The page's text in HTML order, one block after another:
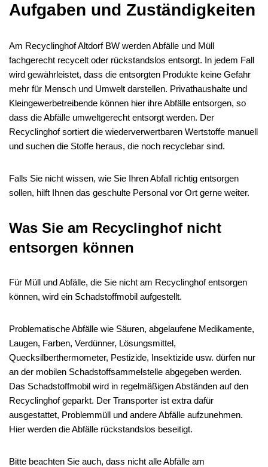
Aufgaben und Zuständigkeiten
Am Recyclinghof Altdorf BW werden Abfälle und Müll
fachgerecht recycelt oder rückstandslos entsorgt. In jedem Fall
wird gewährleistet, dass die entsorgten Produkte keine Gefahr
mehr für Mensch und Umwelt darstellen. Privathaushalte und
Kleingewerbetreibende können hier ihre Abfälle entsorgen, so
dass die Abfälle umweltgerecht entsorgt werden. Der
Recyclinghof sortiert die wiederverwertbaren Wertstoffe manuell
und suchen die Stoffe heraus, die noch recyclebar sind.
Falls Sie nicht wissen, wie Sie Ihren Abfall richtig entsorgen
sollen, hilft Ihnen das geschulte Personal vor Ort gerne weiter.
Was Sie am Recyclinghof nicht
entsorgen können
Für Müll und Abfälle, die Sie nicht am Recyclinghof entsorgen
können, wird ein Schadstoffmobil aufgestellt.
Problematische Abfälle wie Säuren, abgelaufene Medikamente,
Laugen, Farben, Verdünner, Lösungsmittel,
Quecksilberthermometer, Pestizide, Insektizide usw. dürfen nur
an der mobilen Schadstoffsammelstelle abgegeben werden.
Das Schadstoffmobil wird in regelmäßigen Abständen auf den
Recyclinghof geparkt. Der Transporter ist extra dafür
ausgestattet, Problemmüll und andere Abfälle aufzunehmen.
Hier werden die Abfälle rückstandslos beseitigt.
Bitte beachten Sie auch, dass nicht alle Abfälle am